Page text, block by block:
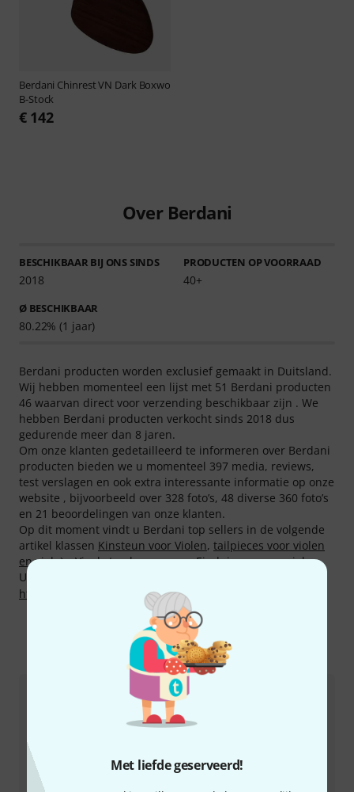
Met liefde geserveerd!
Berdani Chinrest VN Dark Boxwo
B-Stock
€ 142
Over Berdani
BESCHIKBAAR BIJ ONS SINDS
2018
PRODUCTEN OP VOORRAAD
40+
Ø BESCHIKBAAR
80.22% (1 jaar)
Berdani producten worden exclusief gemaakt in Duitsland.
Wij hebben momenteel een lijst met 51 Berdani producten
46 waarvan direct voor verzending beschikbaar zijn . We
hebben Berdani producten verkocht sinds 2018 dus
gedurende meer dan 8 jaren.
Om onze klanten gedetailleerd te informeren over Berdani
producten bieden we u momenteel 397 media, reviews,
test verslagen en ook extra interessante informatie op onze
website , bijvoorbeeld over 328 foto’s, 48 diverse 360 foto’s
en 21 beoordelingen van onze klanten.
Op dit moment vindt u Berdani top sellers in de volgende
artikel klassen Kinsteun voor Violen, tailpieces voor violen
en viola`s,Viool stemknoppenenEindpinnen voor violen.
U kunt meer informatie over de fabrikant vinden op
http://berdani-shop.de
Zo kunt u ons contacteren
Klantenservice Nederland